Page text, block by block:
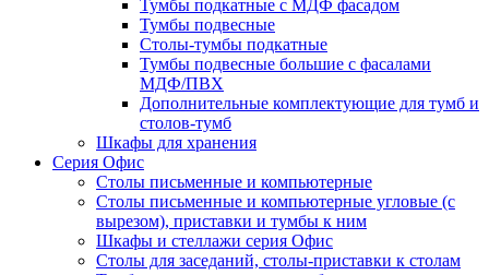
Тумбы подкатные с МДФ фасадом
Тумбы подвесные
Столы-тумбы подкатные
Тумбы подвесные большие с фасалами
МДФ/ПВХ
Дополнительные комплектующие для тумб и
столов-тумб
Шкафы для хранения
Серия Офис
Столы письменные и компьютерные
Столы письменные и компьютерные угловые (с
вырезом), приставки и тумбы к ним
Шкафы и стеллажи серия Офис
Столы для заседаний, столы-приставки к столам